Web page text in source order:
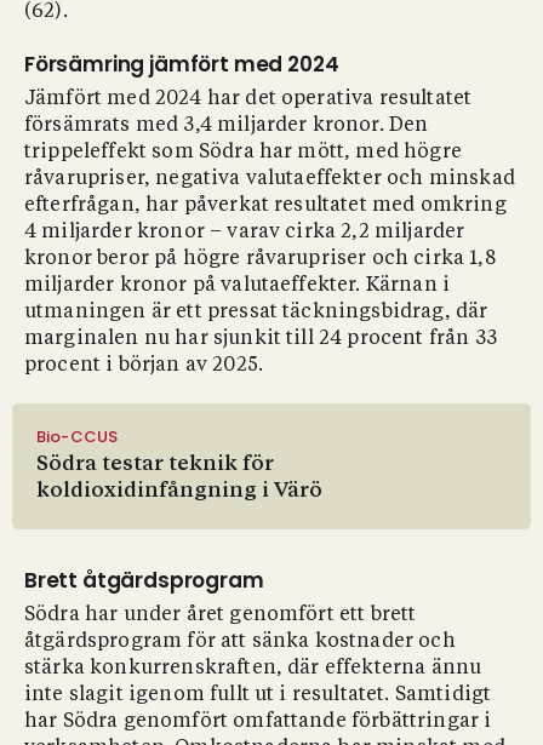
(62).
Försämring jämfört med 2024
Jämfört med 2024 har det operativa resultatet
försämrats med 3,4 miljarder kronor. Den
trippeleffekt som Södra har mött, med högre
råvarupriser, negativa valutaeffekter och minskad
efterfrågan, har påverkat resultatet med omkring
4 miljarder kronor – varav cirka 2,2 miljarder
kronor beror på högre råvarupriser och cirka 1,8
miljarder kronor på valutaeffekter. Kärnan i
utmaningen är ett pressat täckningsbidrag, där
marginalen nu har sjunkit till 24 procent från 33
procent i början av 2025.
Bio-CCUS
Södra testar teknik för
koldioxidinfångning i Värö
Brett åtgärdsprogram
Södra har under året genomfört ett brett
åtgärdsprogram för att sänka kostnader och
stärka konkurrenskraften, där effekterna ännu
inte slagit igenom fullt ut i resultatet. Samtidigt
har Södra genomfört omfattande förbättringar i